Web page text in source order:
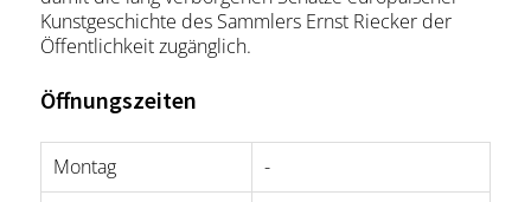
Kunstgeschichte des Sammlers Ernst Riecker der
Öffentlichkeit zugänglich.
Öffnungszeiten
Montag
-